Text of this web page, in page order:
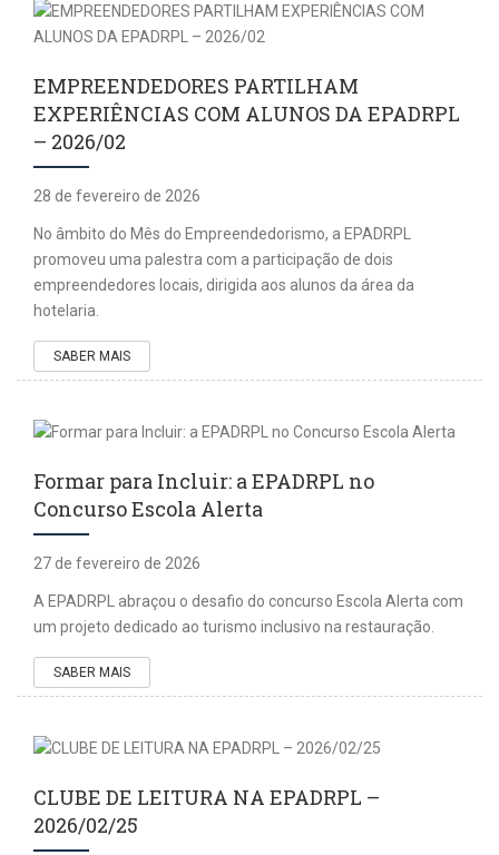
EMPREENDEDORES PARTILHAM
EXPERIÊNCIAS COM ALUNOS DA EPADRPL
– 2026/02
28 de fevereiro de 2026
No âmbito do Mês do Empreendedorismo, a EPADRPL
promoveu uma palestra com a participação de dois
empreendedores locais, dirigida aos alunos da área da
hotelaria.
SABER MAIS
Formar para Incluir: a EPADRPL no
Concurso Escola Alerta
27 de fevereiro de 2026
A EPADRPL abraçou o desafio do concurso Escola Alerta com
um projeto dedicado ao turismo inclusivo na restauração.
SABER MAIS
CLUBE DE LEITURA NA EPADRPL –
2026/02/25